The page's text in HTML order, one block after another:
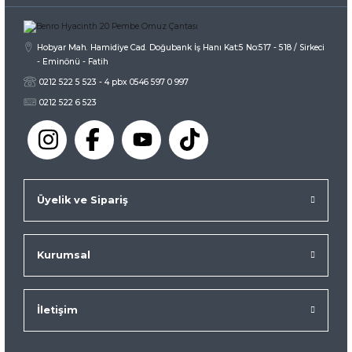
Hobyar Mah. Hamidiye Cad. Doğubank İş Hanı Kat:5 No:517 - 518 / Sirkeci
- Eminönü - Fatih
0212 522 5 523 - 4 pbx 0546 597 0 997
0212 522 6 523
Üyelik ve Sipariş
Kurumsal
İletişim